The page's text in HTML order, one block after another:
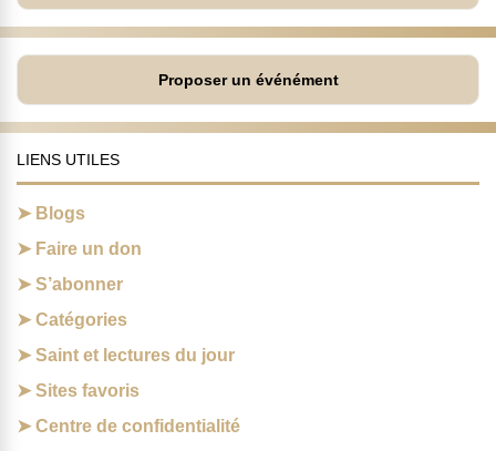
Proposer un événément
LIENS UTILES
Blogs
Faire un don
S’abonner
Catégories
Saint et lectures du jour
Sites favoris
Centre de confidentialité